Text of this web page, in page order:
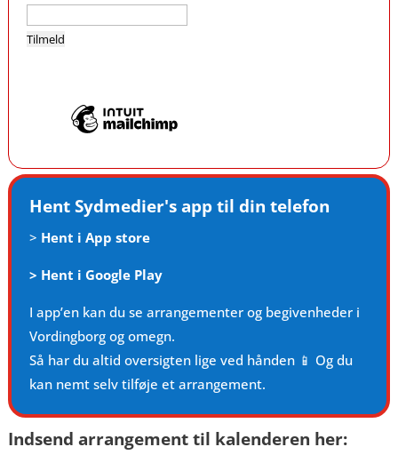
Hent Sydmedier's app til din telefon
> Hent i App store
> Hent i Google Play
I app’en kan du se arrangementer og begivenheder i
Vordingborg og omegn.
Så har du altid oversigten lige ved hånden 📱 Og du
kan nemt selv tilføje et arrangement.
Indsend arrangement til kalenderen her: